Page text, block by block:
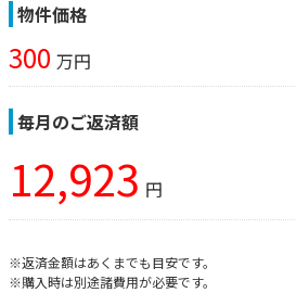
物件価格
300 万円
毎月のご返済額
12,923 円
※返済金額はあくまでも目安です。
※購入時は別途諸費用が必要です。